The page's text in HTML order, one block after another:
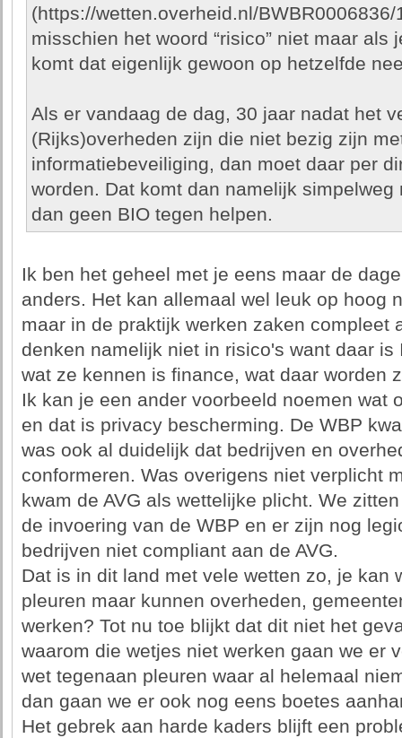
(https://wetten.overheid.nl/
misschien het woord “risico” niet maar als
komt dat eigenlijk gewoon op hetzelfde
Als er vandaag de dag, 30 jaar nadat het
(Rijks)overheden zijn die niet bezig zijn
informatiebeveiliging, dan moet daar per
worden. Dat komt dan namelijk
dan geen BIO tegen helpen.
Ik ben het geheel met je eens maar de
anders. Het kan allemaal wel leuk op hoog
maar in de praktijk werken zaken compleet
denken namelijk niet in risico's want daar
wat ze kennen is finance, wat daar worden
Ik kan je een ander voorbeeld noemen wat
en dat is privacy bescherming. De WBP
was ook al duidelijk dat bedrijven en
conformeren. Was overigens niet verplicht
kwam de AVG als wettelijke plicht. We
de invoering van de WBP en er zijn nog
bedrijven niet compliant aan de AVG.
Dat is in dit land met vele wetten zo, je kan
pleuren maar kunnen overheden,
werken? Tot nu toe blijkt dat dit niet het
waarom die wetjes niet werken gaan we er
wet tegenaan pleuren waar al helemaal
dan gaan we er ook nog eens boetes
Het gebrek aan harde kaders blijft een